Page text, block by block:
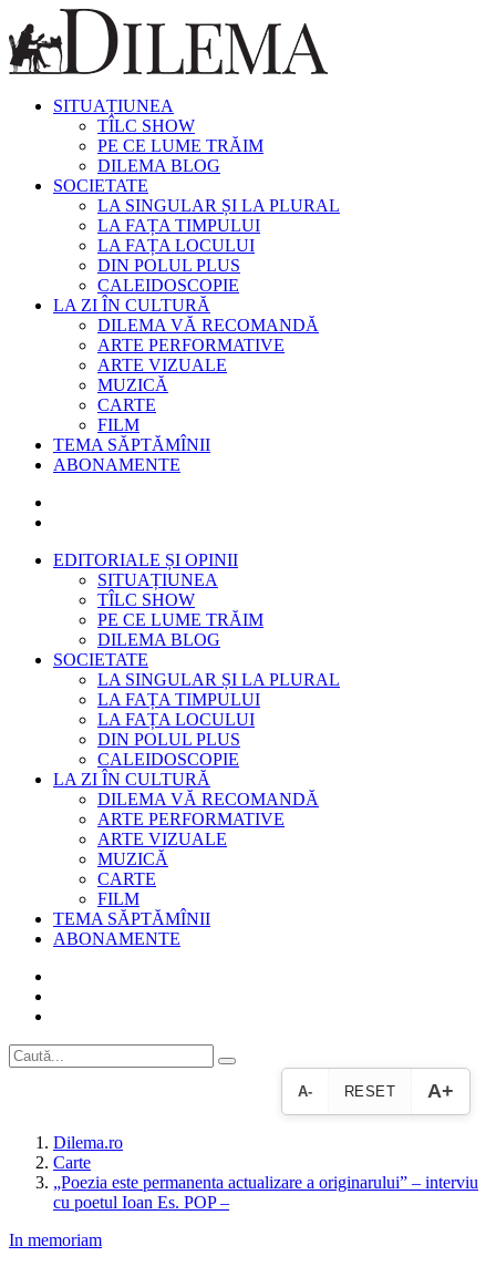
SITUAȚIUNEA
TÎLC SHOW
PE CE LUME TRĂIM
DILEMA BLOG
SOCIETATE
LA SINGULAR ȘI LA PLURAL
LA FAȚA TIMPULUI
LA FAȚA LOCULUI
DIN POLUL PLUS
CALEIDOSCOPIE
LA ZI ÎN CULTURĂ
DILEMA VĂ RECOMANDĂ
ARTE PERFORMATIVE
ARTE VIZUALE
MUZICĂ
CARTE
FILM
TEMA SĂPTĂMÎNII
ABONAMENTE
EDITORIALE ȘI OPINII
SITUAȚIUNEA
TÎLC SHOW
PE CE LUME TRĂIM
DILEMA BLOG
SOCIETATE
LA SINGULAR ȘI LA PLURAL
LA FAȚA TIMPULUI
LA FAȚA LOCULUI
DIN POLUL PLUS
CALEIDOSCOPIE
LA ZI ÎN CULTURĂ
DILEMA VĂ RECOMANDĂ
ARTE PERFORMATIVE
ARTE VIZUALE
MUZICĂ
CARTE
FILM
TEMA SĂPTĂMÎNII
ABONAMENTE
A- RESET A+
Dilema.ro
Carte
„Poezia este permanenta actualizare a originarului” – interviu
cu poetul Ioan Es. POP –
In memoriam